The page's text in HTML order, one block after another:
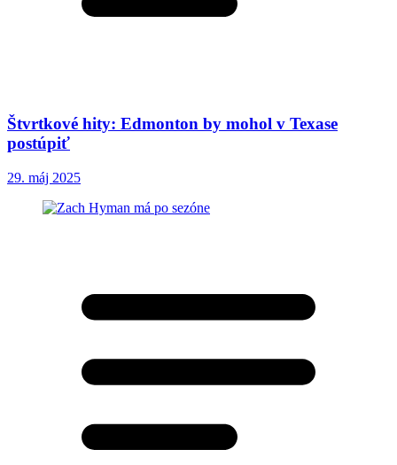
Štvrtkové hity: Edmonton by mohol v Texase
postúpiť
29. máj 2025